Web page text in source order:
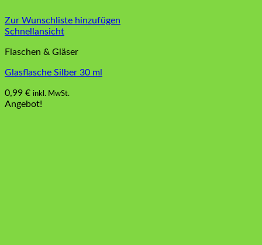
Zur Wunschliste hinzufügen
Schnellansicht
Flaschen & Gläser
Glasflasche Silber 30 ml
0,99 € inkl. MwSt.
Angebot!